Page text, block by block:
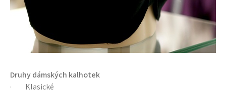
Druhy dámských kalhotek
· Klasické